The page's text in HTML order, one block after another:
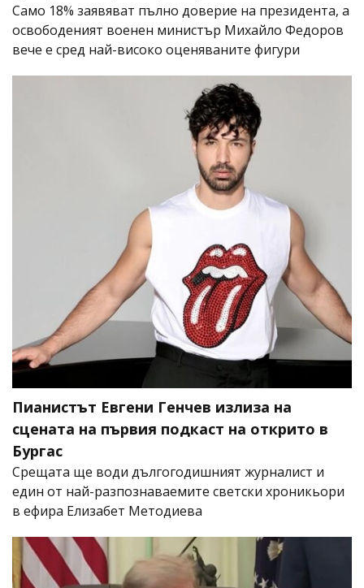
Само 18% заявяват пълно доверие на президента, а
освободеният военен министър Михайло Федоров
вече е сред най-високо оценяваните фигури
Пианистът Евгени Генчев излиза на
сцената на първия подкаст на открито в
Бургас
Срещата ще води дългогодишният журналист и
един от най-разпознаваемите светски хроникьори
в ефира Елизабет Методиева